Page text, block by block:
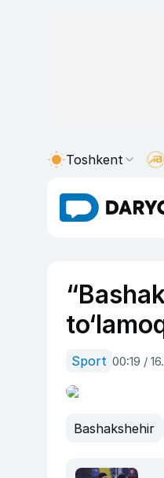
Toshkent
Sport 00:19 /
Bashakshehir